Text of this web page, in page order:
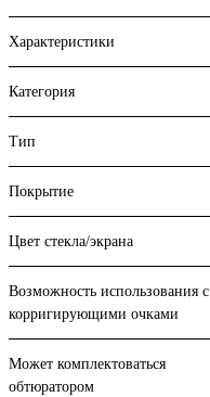
Характеристики
Категория
Тип
Покрытие
Цвет стекла/экрана
Возможность использования с
корригирующими очками
Может комплектоваться
обтюратором